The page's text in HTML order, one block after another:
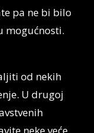
pa ne bi bilo
mogućnosti.
od nekih
U drugoj
neke veće